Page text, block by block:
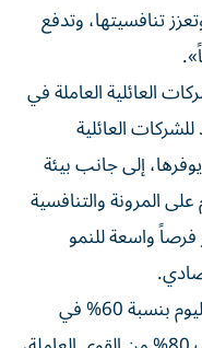
تنافسيتها، وتدفع
العائلية العاملة في
العائلية
إلى جانب بيئة
على المرونة والتنافسية
فرصاً واسعة للنمو
وأشار إلى أن الشركات العائلية تُسهم اليوم بنسبة 60% في